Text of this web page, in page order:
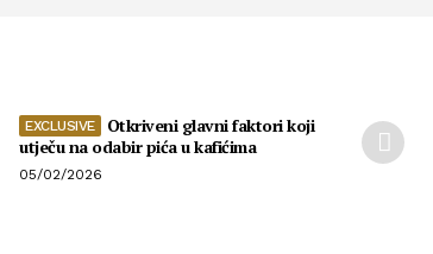
Otkriveni glavni faktori koji
utječu na odabir pića u kafićima
05/02/2026